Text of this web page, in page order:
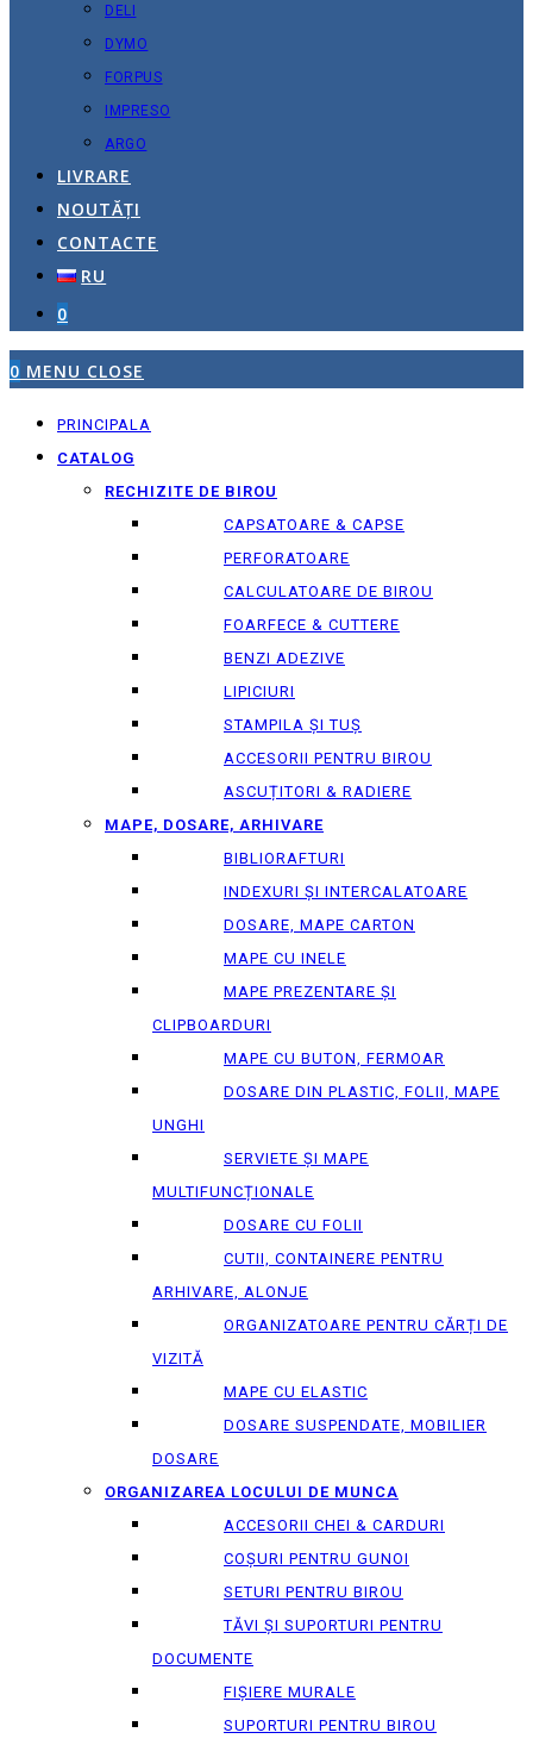
DELI
DYMO
FORPUS
IMPRESO
ARGO
LIVRARE
NOUTĂȚI
CONTACTE
RU
0
0 MENU CLOSE
PRINCIPALA
CATALOG
RECHIZITE DE BIROU
CAPSATOARE & CAPSE
PERFORATOARE
CALCULATOARE DE BIROU
FOARFECE & CUTTERE
BENZI ADEZIVE
LIPICIURI
STAMPILA ȘI TUȘ
ACCESORII PENTRU BIROU
ASCUȚITORI & RADIERE
MAPE, DOSARE, ARHIVARE
BIBLIORAFTURI
INDEXURI ȘI INTERCALATOARE
DOSARE, MAPE CARTON
MAPE CU INELE
MAPE PREZENTARE ȘI
CLIPBOARDURI
MAPE CU BUTON, FERMOAR
DOSARE DIN PLASTIC, FOLII, MAPE
UNGHI
SERVIETE ȘI MAPE
MULTIFUNCȚIONALE
DOSARE CU FOLII
CUTII, CONTAINERE PENTRU
ARHIVARE, ALONJE
ORGANIZATOARE PENTRU CĂRȚI DE
VIZITĂ
MAPE CU ELASTIC
DOSARE SUSPENDATE, MOBILIER
DOSARE
ORGANIZAREA LOCULUI DE MUNCA
ACCESORII CHEI & СARDURI
COȘURI PENTRU GUNOI
SETURI PENTRU BIROU
TĂVI ȘI SUPORTURI PENTRU
DOCUMENTE
FIȘIERE MURALE
SUPORTURI PENTRU BIROU